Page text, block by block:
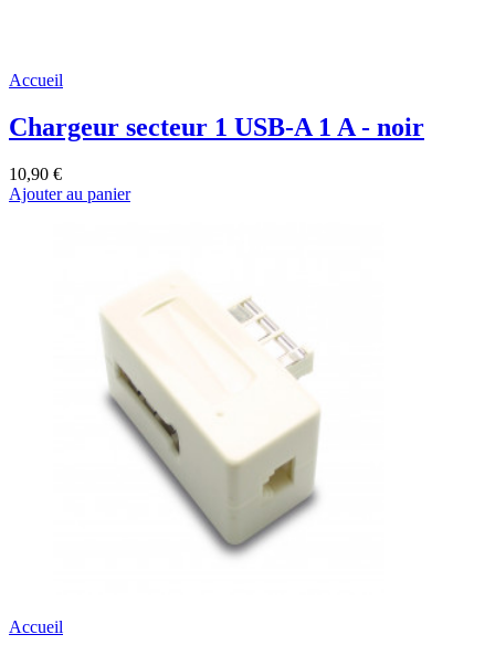
Accueil
Chargeur secteur 1 USB-A 1 A - noir
10,90 €
Ajouter au panier
Accueil